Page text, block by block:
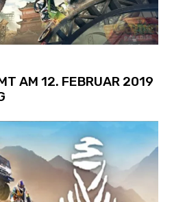
AM 12. FEBRUAR 2019